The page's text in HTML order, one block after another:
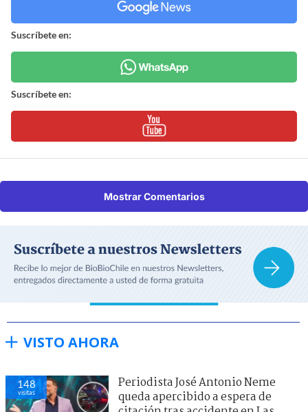
Suscríbete en:
Suscríbete en:
Mostrar Comentarios
VISTO AHORA
148
visitas
Periodista José Antonio Neme
queda apercibido a espera de